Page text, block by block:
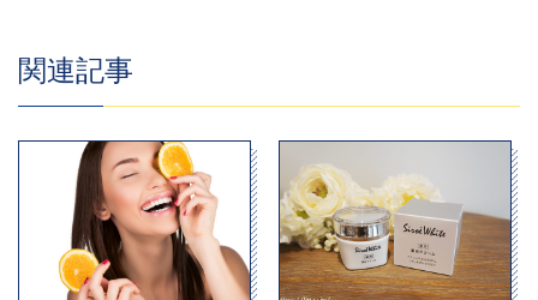
関連記事